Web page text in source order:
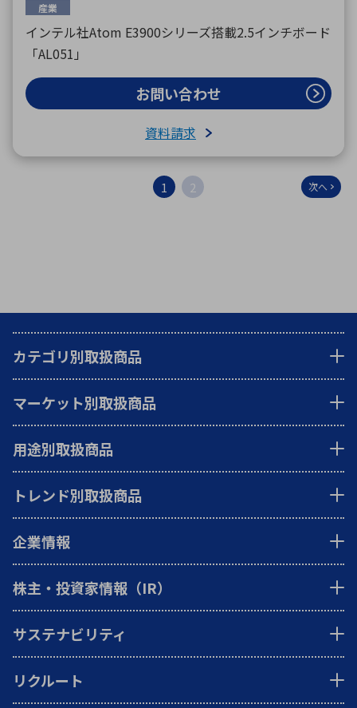
産業
インテル社Atom E3900シリーズ搭載2.5インチボード
「AL051」
お問い合わせ
資料請求
1 2 次へ
カテゴリ別取扱商品
マーケット別取扱商品
用途別取扱商品
トレンド別取扱商品
企業情報
株主・投資家情報（IR）
サステナビリティ
リクルート